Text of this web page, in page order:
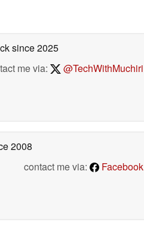
since 2025
me via:
@TechWithMuchiri
2008
contact me via:
Facebook